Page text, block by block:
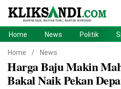
Politik Sport
Home News Politik
Home / News
Harga Baju Makin
Bakal Naik Pekan